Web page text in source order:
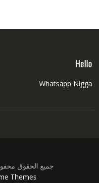
Hello
Whatsapp Nigga
جميع الحقوق
Themes